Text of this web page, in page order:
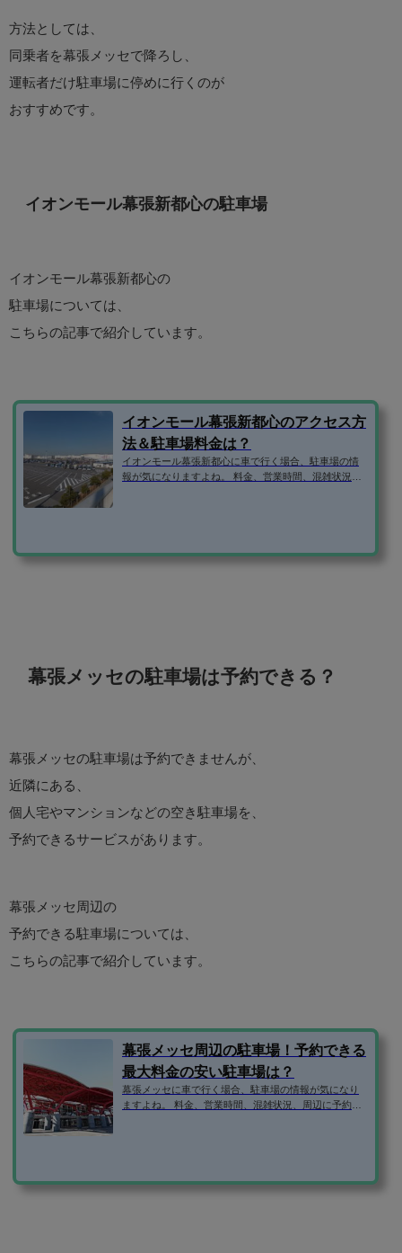
方法としては、
同乗者を幕張メッセで降ろし、
運転者だけ駐車場に停めに行くのが
おすすめです。
イオンモール幕張新都心の駐車場
イオンモール幕張新都心の
駐車場については、
こちらの記事で紹介しています。
イオンモール幕張新都心のアクセス方
法＆駐車場料金は？
イオンモール幕張新都心に車で行く場合、駐車場の情
報が気になりますよね。 料金、営業時間、混雑状況、
豊砂1-1駐車場マップイオンモール幕張新都心のサイト
幕張メッセの駐車場は予約できる？
幕張メッセの駐車場は予約できませんが、
近隣にある、
個人宅やマンションなどの空き駐車場を、
予約できるサービスがあります。
幕張メッセ周辺の
予約できる駐車場については、
こちらの記事で紹介しています。
幕張メッセ周辺の駐車場！予約できる
最大料金の安い駐車場は？
幕張メッセに車で行く場合、駐車場の情報が気になり
ますよね。 料金、営業時間、混雑状況、周辺に予約で
きる？ 幕張メッセの駐車場は予約不可です。 ですが、